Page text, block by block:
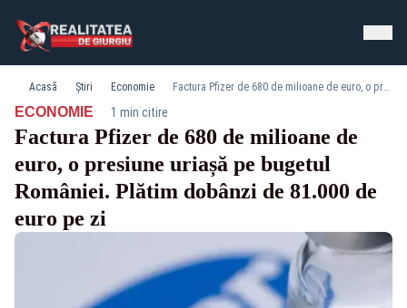
Acasă Știri Economie Factura Pfizer de 680 de milioane de euro, o presiune uriașă pe bugetul României. Plătim dobânzi de 81.000 de euro pe zi
ECONOMIE· 1 min citire
Factura Pfizer de 680 de milioane de
euro, o presiune uriașă pe bugetul
României. Plătim dobânzi de 81.000 de
euro pe zi